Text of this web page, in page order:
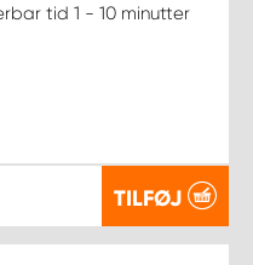
tid 1 - 10 minutter
TILFØJ